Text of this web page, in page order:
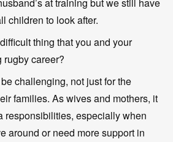
children to look after.
thing that you and your
rugby career?
challenging, not just for the
families. As wives and mothers, it
responsibilities, especially when
around or need more support in